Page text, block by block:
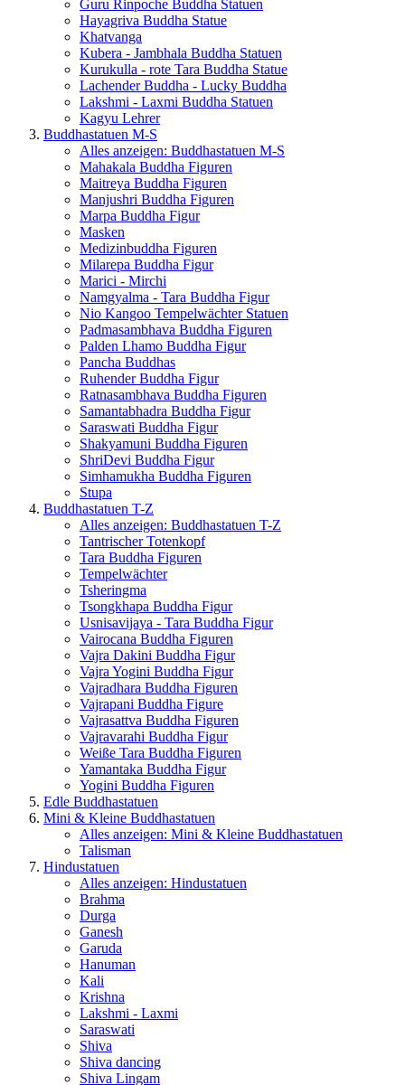
Guru Rinpoche Buddha Statuen
Hayagriva Buddha Statue
Khatvanga
Kubera - Jambhala Buddha Statuen
Kurukulla - rote Tara Buddha Statue
Lachender Buddha - Lucky Buddha
Lakshmi - Laxmi Buddha Statuen
Kagyu Lehrer
Buddhastatuen M-S
Alles anzeigen: Buddhastatuen M-S
Mahakala Buddha Figuren
Maitreya Buddha Figuren
Manjushri Buddha Figuren
Marpa Buddha Figur
Masken
Medizinbuddha Figuren
Milarepa Buddha Figur
Marici - Mirchi
Namgyalma - Tara Buddha Figur
Nio Kangoo Tempelwächter Statuen
Padmasambhava Buddha Figuren
Palden Lhamo Buddha Figur
Pancha Buddhas
Ruhender Buddha Figur
Ratnasambhava Buddha Figuren
Samantabhadra Buddha Figur
Saraswati Buddha Figur
Shakyamuni Buddha Figuren
ShriDevi Buddha Figur
Simhamukha Buddha Figuren
Stupa
Buddhastatuen T-Z
Alles anzeigen: Buddhastatuen T-Z
Tantrischer Totenkopf
Tara Buddha Figuren
Tempelwächter
Tsheringma
Tsongkhapa Buddha Figur
Usnisavijaya - Tara Buddha Figur
Vairocana Buddha Figuren
Vajra Dakini Buddha Figur
Vajra Yogini Buddha Figur
Vajradhara Buddha Figuren
Vajrapani Buddha Figure
Vajrasattva Buddha Figuren
Vajravarahi Buddha Figur
Weiße Tara Buddha Figuren
Yamantaka Buddha Figur
Yogini Buddha Figuren
Edle Buddhastatuen
Mini & Kleine Buddhastatuen
Alles anzeigen: Mini & Kleine Buddhastatuen
Talisman
Hindustatuen
Alles anzeigen: Hindustatuen
Brahma
Durga
Ganesh
Garuda
Hanuman
Kali
Krishna
Lakshmi - Laxmi
Saraswati
Shiva
Shiva dancing
Shiva Lingam